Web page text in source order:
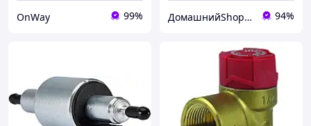
OnWay 99% ДомашнийShop🏡✨ - заказ онлайн, не выходя из дома💕 94%